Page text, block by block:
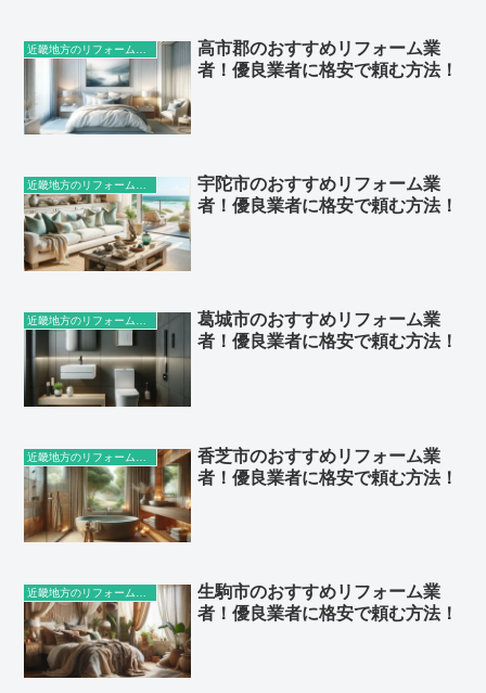
高市郡のおすすめリフォーム業
者！優良業者に格安で頼む方法！
近畿地方のリフォーム業者
宇陀市のおすすめリフォーム業
者！優良業者に格安で頼む方法！
近畿地方のリフォーム業者
葛城市のおすすめリフォーム業
者！優良業者に格安で頼む方法！
香芝市のおすすめリフォーム業
者！優良業者に格安で頼む方法！
生駒市のおすすめリフォーム業
者！優良業者に格安で頼む方法！